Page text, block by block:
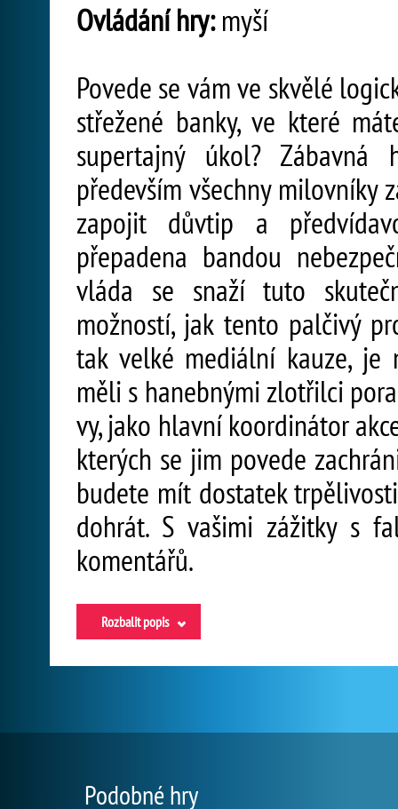
Ovládání hry:myší
Povede se vám ve skvělé
střežené banky, ve které
supertajný úkol? Zábavná
především všechny milovníky
zapojit důvtip a
přepadena bandou
vláda se snaží tuto
možností, jak tento palčivý
tak velké mediální kauze, je
měli s hanebnými zlotřilci
vy, jako hlavní koordinátor
kterých se jim povede
budete mít dostatek
dohrát. S vašimi zážitky s
komentářů.
Rozbalit popis
Podobné hry